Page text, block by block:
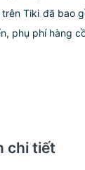
trên Tiki đã bao
phụ phí hàng
chi tiết